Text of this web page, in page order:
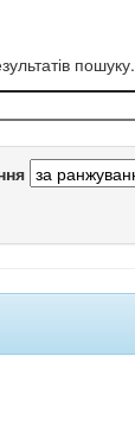
пошуку.